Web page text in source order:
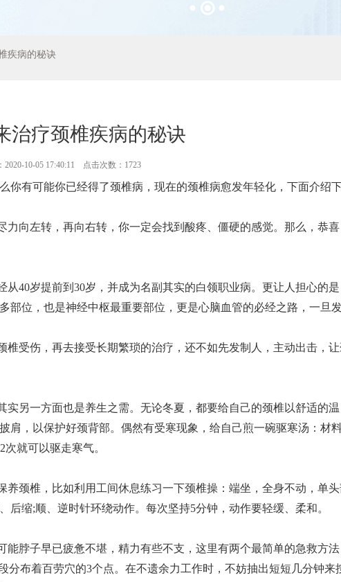
疾病的秘诀
治疗颈椎疾病的秘诀
2020-10-05 17:40:11 点击次数：1723
你有可能你已经得了颈椎病，现在的颈椎病愈发年轻化，下面介绍
力向左转，再向右转，你一定会找到酸疼、僵硬的感觉。那么，恭喜
从40岁提前到30岁，并成为名副其实的白领职业病。更让人担心的
部位，也是神经中枢最重要部位，更是心脑血管的必经之路，一旦
椎受伤，再去接受长期繁琐的治疗，还不如先发制人，主动出击，
实另一方面也是养生之需。无论冬夏，都要给自己的颈椎以舒适的温
肩，以保护好颈背部。偶然有受寒现象，给自己煎一碗驱寒汤：材
就可以驱走寒气。
养颈椎，比如利用工间休息练习一下颈椎操：端坐，全身不动，单
后缩;顺、逆时针环绕动作。每次坚持5分钟，动作要轻缓、柔和。
能脖子早已疲惫不堪，精力有些不支，这里有两个最简单的急救方
分布着百劳穴的3个点。在不遗余力工作时，不妨抽出短短几分钟来